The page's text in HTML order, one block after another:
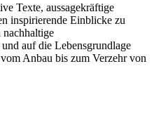
Texte, aussagekräftige
inspirierende Einblicke zu
nachhaltige
auf die Lebensgrundlage
Anbau bis zum Verzehr von